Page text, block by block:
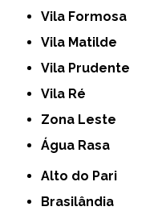
Vila Formosa
Vila Matilde
Vila Prudente
Vila Ré
Zona Leste
Água Rasa
Alto do Pari
Brasilândia